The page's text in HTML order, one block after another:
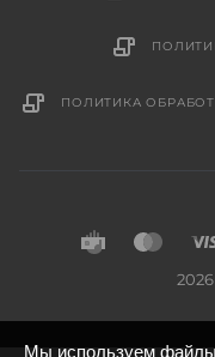
ПОЛИТИКА
Мы используем